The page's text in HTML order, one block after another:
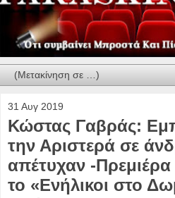
31 Αυγ 2019
Κώστας Γαβράς:
την Αριστερά σε
απέτυχαν -Πρεμιέρα
το «Ενήλικοι στο